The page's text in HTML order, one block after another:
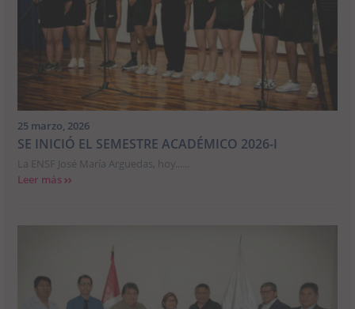
25 marzo, 2026
SE INICIÓ EL SEMESTRE ACADÉMICO 2026-I
La ENSF José María Arguedas, hoy......
Leer más >>